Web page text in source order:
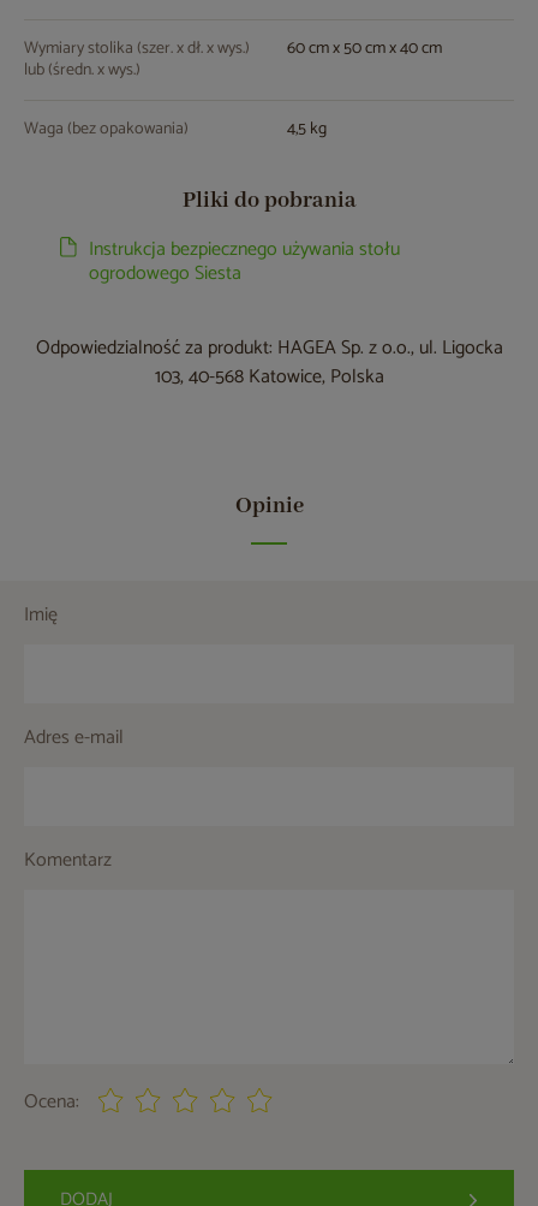
Wymiary stolika (szer. x dł. x wys.)
lub (średn. x wys.)
60 cm x 50 cm x 40 cm
Waga (bez opakowania) 4,5 kg
Pliki do pobrania
Instrukcja bezpiecznego używania stołu
ogrodowego Siesta
Odpowiedzialność za produkt: HAGEA Sp. z o.o., ul. Ligocka
103, 40-568 Katowice, Polska
Opinie
Imię
Adres e-mail
Komentarz
Ocena:
DODAJ